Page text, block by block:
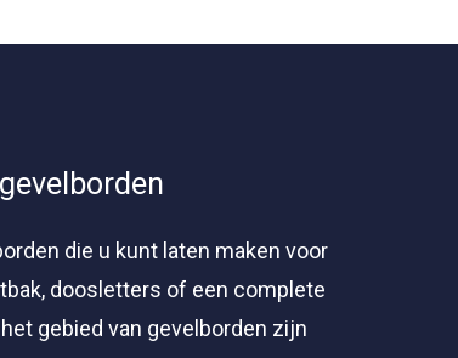
die u kunt laten maken voor
doosletters of een complete
gebied van gevelborden zijn